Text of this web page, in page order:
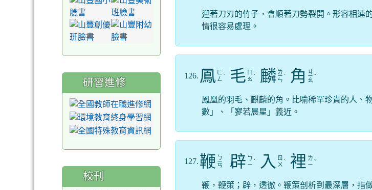
迎著刀刃的竹子，會順著刀勢裂開。形容相連
情很容易處理。
126. 鳳 ㄈ
ㄥ ˋ 毛 ㄇ
ㄠ ˊ 麟 ㄌ
ㄧ
ㄣ
ˊ 角 ㄐ
ㄧ
ㄠ
ˇ
鳳凰的羽毛、麒麟的角。比喻稀罕珍貴的人、
數」、「寥若晨星」義近。
127. 鞭 ㄅ
ㄧ
ㄢ 辟 ㄅ
ㄧ ˋ 入
ㄖ
ㄨ ˋ 裡 ㄌ
ㄧ ˇ
鞭，鞭策；辟，透徹。鞭策剖析到最深層，指
研習進修
校刊